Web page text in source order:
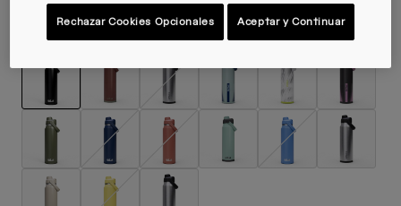
Color -Black
seleccionado
Rechazar Cookies Opcionales Aceptar y Continuar